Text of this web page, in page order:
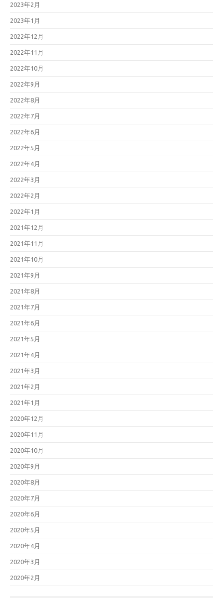
2023年2月
2023年1月
2022年12月
2022年11月
2022年10月
2022年9月
2022年8月
2022年7月
2022年6月
2022年5月
2022年4月
2022年3月
2022年2月
2022年1月
2021年12月
2021年11月
2021年10月
2021年9月
2021年8月
2021年7月
2021年6月
2021年5月
2021年4月
2021年3月
2021年2月
2021年1月
2020年12月
2020年11月
2020年10月
2020年9月
2020年8月
2020年7月
2020年6月
2020年5月
2020年4月
2020年3月
2020年2月